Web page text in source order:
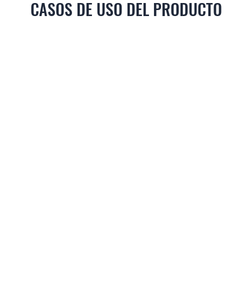
CASOS DE USO DEL PRODUCTO